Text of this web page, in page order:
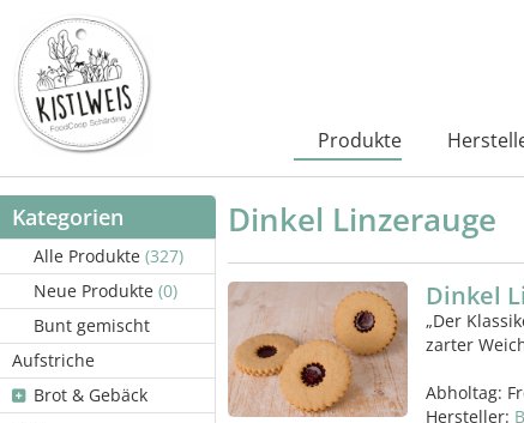
Produkte
Kategorien
Alle Produkte (327)
Neue Produkte (0)
Bunt gemischt
Aufstriche
Brot & Gebäck
Dinkel Linzerauge
Dinkel
„Der
zarter
Abholtag:
Hersteller: